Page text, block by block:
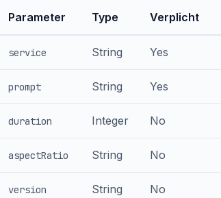
Parameter Type Verplicht
service String Yes
prompt String Yes
duration Integer No
aspectRatio String No
version String No